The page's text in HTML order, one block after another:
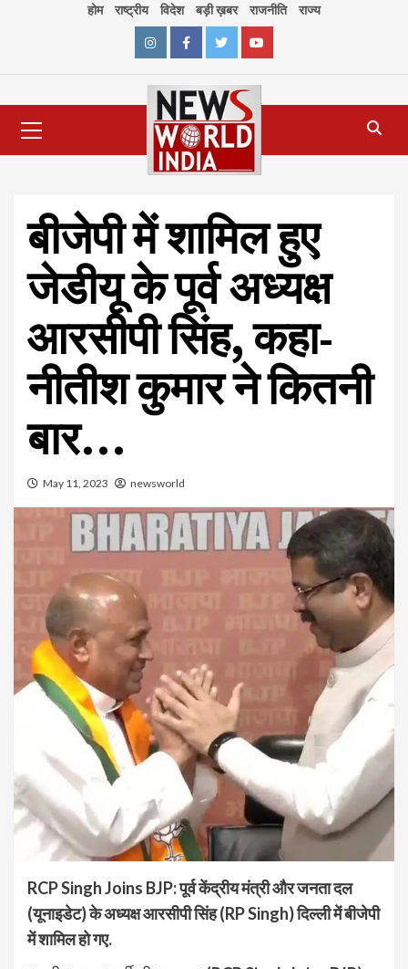
होम राष्ट्रीय विदेश बड़ी ख़बर राजनीति राज्य
InstagramFacebookTwitterYoutube
Menu
बीजेपी में शामिल हुए
जेडीयू के पूर्व अध्यक्ष
आरसीपी सिंह, कहा-
नीतीश कुमार ने कितनी
बार…
May 11, 2023 newsworld
RCP Singh Joins BJP:पूर्व केंद्रीय मंत्री और जनता दल
(यूनाइडेट) के अध्यक्ष आरसीपी सिंह (RP Singh) दिल्ली में बीजेपी
में शामिल हो गए.